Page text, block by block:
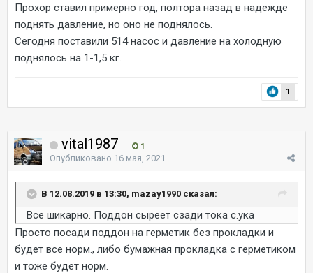
Прохор ставил примерно год, полтора назад в надежде
поднять давление, но оно не поднялось.
Сегодня поставили 514 насос и давление на холодную
поднялось на 1-1,5 кг.
1
vital1987 1
Опубликовано 16 мая, 2021
В 12.08.2019 в 13:30, mazay1990 сказал:
Все шикарно. Поддон сыреет сзади тока с.ука
Просто посади поддон на герметик без прокладки и
будет все норм., либо бумажная прокладка с герметиком
и тоже будет норм.